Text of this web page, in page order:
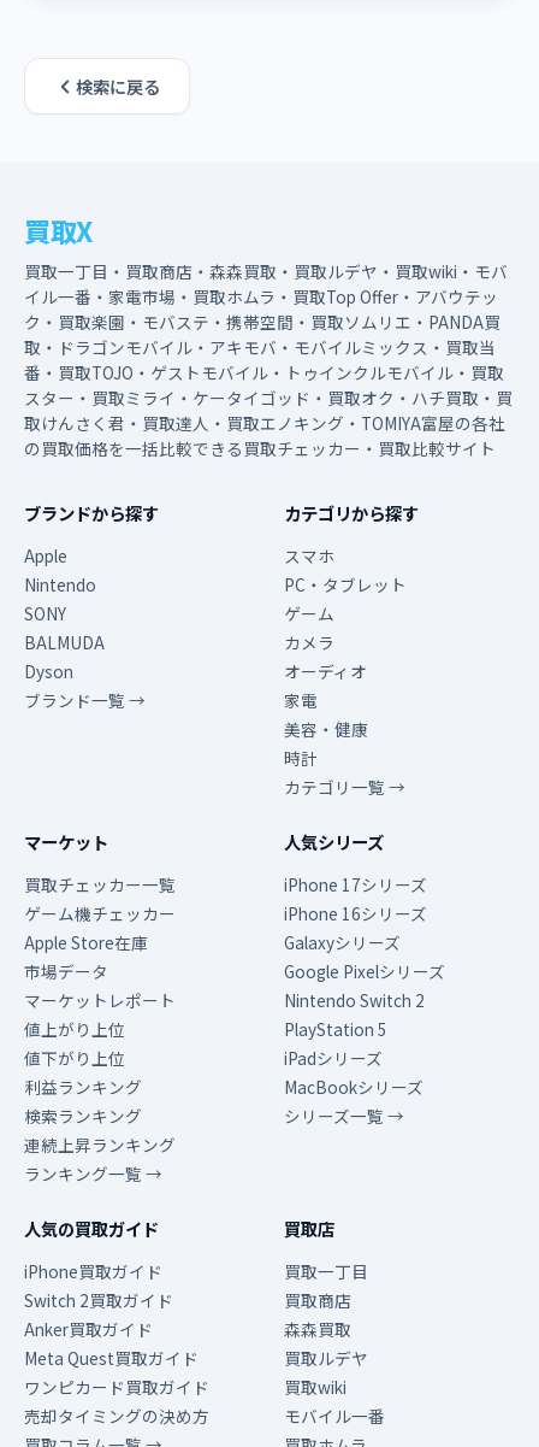
検索に戻る
買取X
買取一丁目・買取商店・森森買取・買取ルデヤ・買取wiki・モバ
イル一番・家電市場・買取ホムラ・買取Top Offer・アバウテッ
ク・買取楽園・モバステ・携帯空間・買取ソムリエ・PANDA買
取・ドラゴンモバイル・アキモバ・モバイルミックス・買取当
番・買取TOJO・ゲストモバイル・トゥインクルモバイル・買取
スター・買取ミライ・ケータイゴッド・買取オク・ハチ買取・買
取けんさく君・買取達人・買取エノキング・TOMIYA富屋の各社
の買取価格を一括比較できる買取チェッカー・買取比較サイト
ブランドから探す
Apple
Nintendo
SONY
BALMUDA
Dyson
ブランド一覧 →
カテゴリから探す
スマホ
PC・タブレット
ゲーム
カメラ
オーディオ
家電
美容・健康
時計
カテゴリ一覧 →
マーケット
買取チェッカー一覧
ゲーム機チェッカー
Apple Store在庫
市場データ
マーケットレポート
値上がり上位
値下がり上位
利益ランキング
検索ランキング
連続上昇ランキング
ランキング一覧 →
人気シリーズ
iPhone 17シリーズ
iPhone 16シリーズ
Galaxyシリーズ
Google Pixelシリーズ
Nintendo Switch 2
PlayStation 5
iPadシリーズ
MacBookシリーズ
シリーズ一覧 →
人気の買取ガイド
iPhone買取ガイド
Switch 2買取ガイド
Anker買取ガイド
Meta Quest買取ガイド
ワンピカード買取ガイド
売却タイミングの決め方
買取店
買取一丁目
買取商店
森森買取
買取ルデヤ
買取wiki
モバイル一番